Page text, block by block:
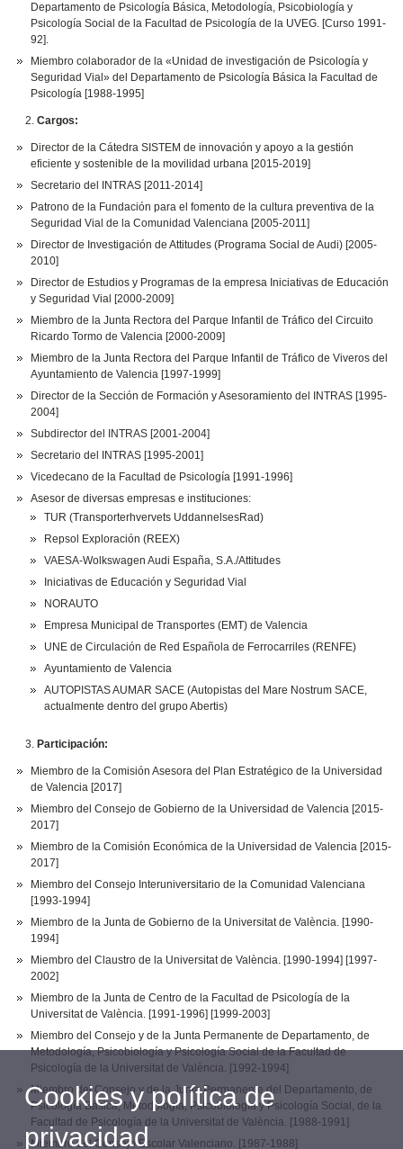
Departamento de Psicología Básica, Metodología, Psicobiología y
Psicología Social de la Facultad de Psicología de la UVEG. [Curso 1991-
92].
Miembro colaborador de la «Unidad de investigación de Psicología y
Seguridad Vial» del Departamento de Psicología Básica la Facultad de
Psicología [1988-1995]
Cargos:
Director de la Cátedra SISTEM de innovación y apoyo a la gestión
eficiente y sostenible de la movilidad urbana [2015-2019]
Secretario del INTRAS [2011-2014]
Patrono de la Fundación para el fomento de la cultura preventiva de la
Seguridad Vial de la Comunidad Valenciana [2005-2011]
Director de Investigación de Attitudes (Programa Social de Audi) [2005-
2010]
Director de Estudios y Programas de la empresa Iniciativas de Educación
y Seguridad Vial [2000-2009]
Miembro de la Junta Rectora del Parque Infantil de Tráfico del Circuito
Ricardo Tormo de Valencia [2000-2009]
Miembro de la Junta Rectora del Parque Infantil de Tráfico de Viveros del
Ayuntamiento de Valencia [1997-1999]
Director de la Sección de Formación y Asesoramiento del INTRAS [1995-
2004]
Subdirector del INTRAS [2001-2004]
Secretario del INTRAS [1995-2001]
Vicedecano de la Facultad de Psicología [1991-1996]
Asesor de diversas empresas e instituciones:
TUR (Transporterhvervets UddannelsesRad)
Repsol Exploración (REEX)
VAESA-Wolkswagen Audi España, S.A./Attitudes
Iniciativas de Educación y Seguridad Vial
NORAUTO
Empresa Municipal de Transportes (EMT) de Valencia
UNE de Circulación de Red Española de Ferrocarriles (RENFE)
Ayuntamiento de Valencia
AUTOPISTAS AUMAR SACE (Autopistas del Mare Nostrum SACE,
actualmente dentro del grupo Abertis)
Participación:
Miembro de la Comisión Asesora del Plan Estratégico de la Universidad
de Valencia [2017]
Miembro del Consejo de Gobierno de la Universidad de Valencia [2015-
2017]
Miembro de la Comisión Económica de la Universidad de Valencia [2015-
2017]
Miembro del Consejo Interuniversitario de la Comunidad Valenciana
[1993-1994]
Miembro de la Junta de Gobierno de la Universitat de València. [1990-
1994]
Miembro del Claustro de la Universitat de València. [1990-1994] [1997-
2002]
Miembro de la Junta de Centro de la Facultad de Psicología de la
Universitat de València. [1991-1996] [1999-2003]
Miembro del Consejo y de la Junta Permanente de Departamento, de
Metodología, Psicobiología y Psicología Social de la Facultad de
Psicología de la Universitat de València. [1992-1994]
Miembro del Consejo y de la Junta Permanente del Departamento, de
Psicología Básica, Metodología, Psicobiología y Psicología Social, de la
Facultad de Psicología de la Universitat de València. [1988-1991]
Miembro del Consejo Escolar Valenciano. [1987-1988]
Cookies y política de
privacidad